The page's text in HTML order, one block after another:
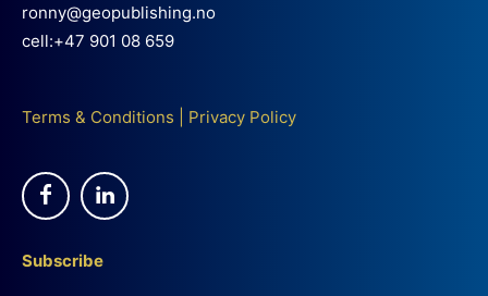
ronny@geopublishing.no
cell:+47 901 08 659
Terms & Conditions Privacy Policy
Subscribe